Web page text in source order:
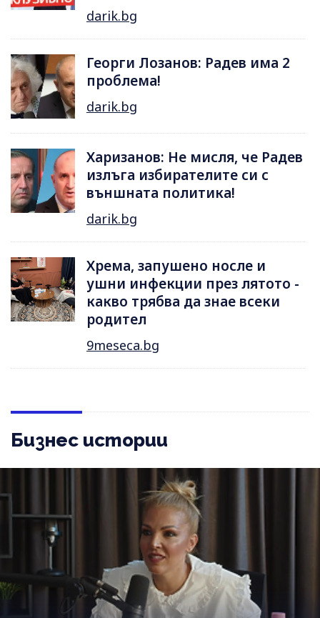
darik.bg
Георги Лозанов: Радев има 2
проблема!
darik.bg
Харизанов: Не мисля, че Радев
излъга избирателите си с
външната политика!
darik.bg
Хрема, запушено носле и
ушни инфекции през лятотo -
какво трябва да знае всеки
родител
9meseca.bg
Бизнес истории